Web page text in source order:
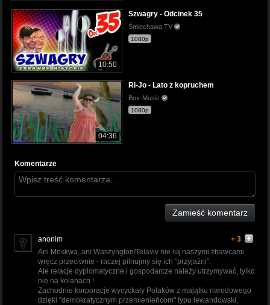
10:50
Szwagry - Odcinek 35
Śmiechawa TV
1080p
04:36
Ri-Jo - Lato z kopruchem
Box-Music
1080p
Komentarze
Zamieść komentarz
anonim
+ 3
Ani Moskwa, ani Waszyngton/Telaviv nie są naszymi zbawcami,
wręcz przeciwnie - raczej pilnujmy się ich "przyjaźni".
Ale relacje dyplomatyczne i gospodarcze należy utrzymywać, tylko
nie na kolanach !
Zachodnie korporacje wycyckały Polaków z majątku narodowego
dzięki "demokratycznym przemienieńcom" typu lewandowski,